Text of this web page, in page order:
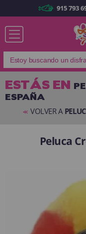
Recordarme
Al crear una cuenta en
compras rápidamente en
pedidos y
915 793
ESTÁS EN
ESPAÑA
<< VOLVER A
Peluca